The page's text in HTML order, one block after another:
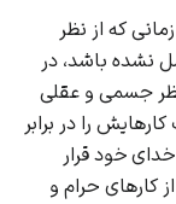
که از نظر
نشده باشد، در
نظر جسمی و عقلی
را در برابر
خود قرار
کارهای حرام و